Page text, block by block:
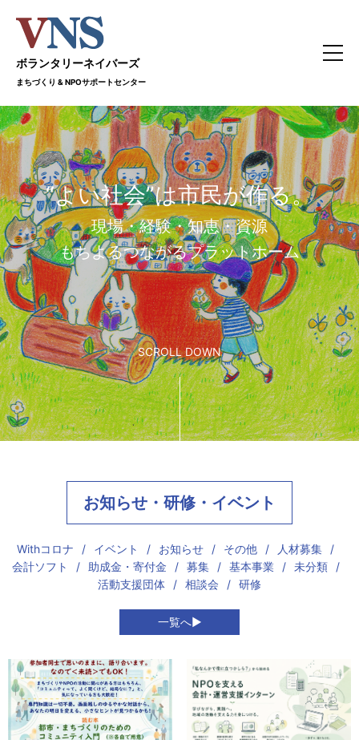
ボランタリーネイバーズ
まちづくり & NPOサポートセンター
“よい社会”は市民が作る。
現場・経験・知恵・資源
もちよるつながるプラットホーム
SCROLL DOWN
お知らせ・研修・イベント
Withコロナ イベント お知らせ その他
人材募集
会計ソフト
助成金・寄付金 募集 基本事業
未分類
活動支援団体
相談会 研修
一覧へ▶